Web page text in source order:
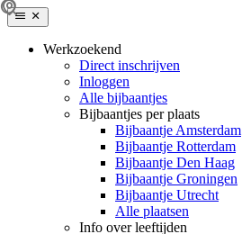
Werkzoekend
Direct inschrijven
Inloggen
Alle bijbaantjes
Bijbaantjes per plaats
Bijbaantje Amsterdam
Bijbaantje Rotterdam
Bijbaantje Den Haag
Bijbaantje Groningen
Bijbaantje Utrecht
Alle plaatsen
Info over leeftijden